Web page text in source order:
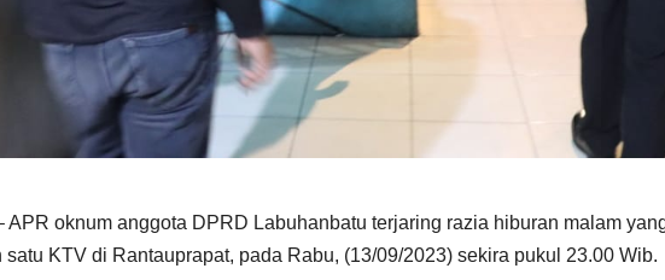
APR oknum anggota DPRD Labuhanbatu terjaring razia hiburan malam
KTV di Rantauprapat, pada Rabu, (13/09/2023) sekira pukul 23.00 Wib.